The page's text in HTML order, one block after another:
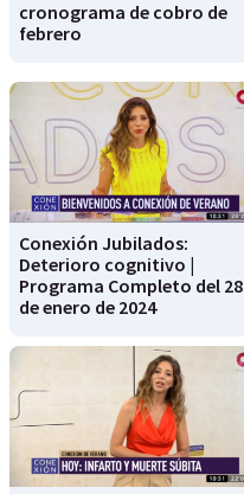
cronograma de cobro de
febrero
Conexión Jubilados:
Deterioro cognitivo |
Programa Completo del 28
de enero de 2024